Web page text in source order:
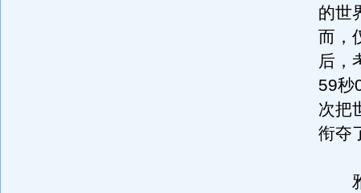
的世
而，
后，
59秒
次把
衔夺
雅